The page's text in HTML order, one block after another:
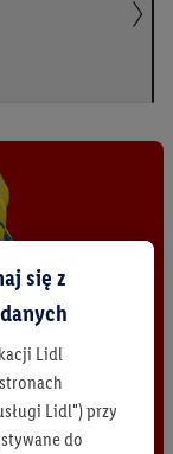
się z
Lidl
Lidl") przy
do